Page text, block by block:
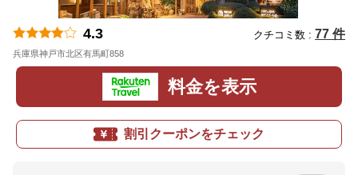
4.3 クチコミ数 : 77 件
兵庫県神戸市北区有馬町858
料金を表示
割引クーポンをチェック